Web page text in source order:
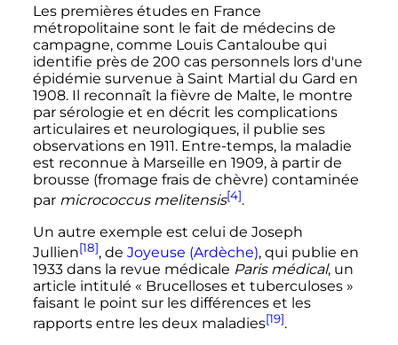
Les premières études en France
métropolitaine sont le fait de médecins de
campagne, comme Louis Cantaloube qui
identifie près de 200 cas personnels lors d'une
épidémie survenue à Saint Martial du Gard en
1908. Il reconnaît la fièvre de Malte, le montre
par sérologie et en décrit les complications
articulaires et neurologiques, il publie ses
observations en 1911. Entre-temps, la maladie
est reconnue à Marseille en 1909, à partir de
brousse (fromage frais de chèvre) contaminée
par micrococcus melitensis[4].
Un autre exemple est celui de Joseph
Jullien[18], de Joyeuse (Ardèche), qui publie en
1933 dans la revue médicale Paris médical, un
article intitulé « Brucelloses et tuberculoses »
faisant le point sur les différences et les
rapports entre les deux maladies[19].